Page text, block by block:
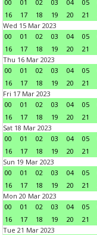
00 01 02 03 04 05
16
17 18 19 20 21
Wed 15 Mar 2023
00
01 02 03 04 05
16
17 18 19 20 21
Thu 16 Mar 2023
00
01 02 03 04 05
16
17 18 19 20 21
Fri 17 Mar 2023
00
01 02 03 04 05
16
17 18 19 20 21
Sat 18 Mar 2023
00
01 02 03 04 05
16
17 18 19 20 21
Sun 19 Mar 2023
00
01 02 03 04 05
16
17 18 19 20 21
Mon 20 Mar 2023
00
01 02 03 04 05
16
17 18 19 20 21
Tue 21 Mar 2023